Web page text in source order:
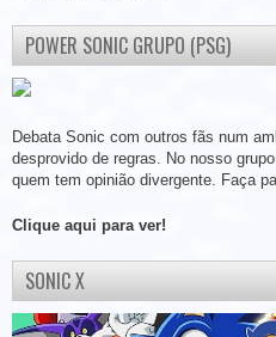
POWER SONIC GRUPO (PSG)
Debata Sonic com outros fãs num
desprovido de regras. No nosso
quem tem opinião divergente. Faça
Clique aqui para ver!
SONIC X